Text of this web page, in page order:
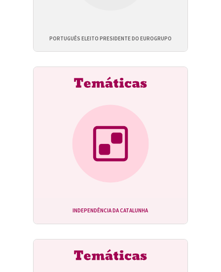
PORTUGUÊS ELEITO PRESIDENTE DO EUROGRUPO
INDEPENDÊNCIA DA CATALUNHA